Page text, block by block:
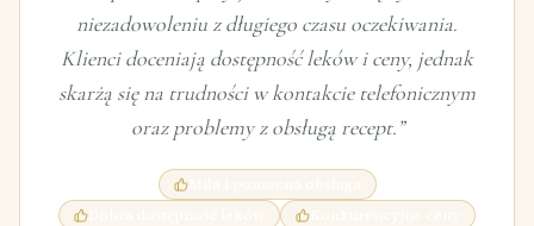
niezadowoleniu z długiego czasu oczekiwania.
Klienci doceniają dostępność leków i ceny, jednak
skarżą się na trudności w kontakcie telefonicznym
oraz problemy z obsługą recept.”
Miła i pomocna obsługa